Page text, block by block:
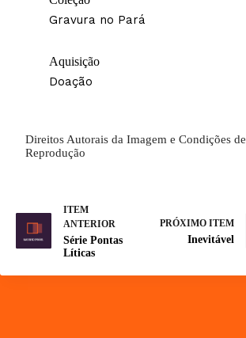
Gravura no Pará
Aquisição
Doação
Direitos Autorais da Imagem e Condições de
Reprodução
ITEM
ANTERIOR
Série Pontas
Líticas
PRÓXIMO ITEM
Inevitável